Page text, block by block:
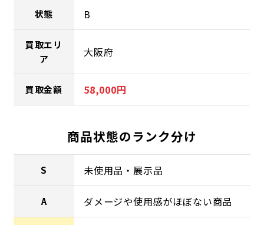
状態 B
買取エリ
ア
大阪府
買取金額 58,000円
商品状態のランク分け
S 未使用品・展示品
A ダメージや使用感がほぼない商品